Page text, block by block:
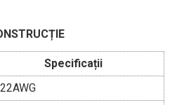
Specificații